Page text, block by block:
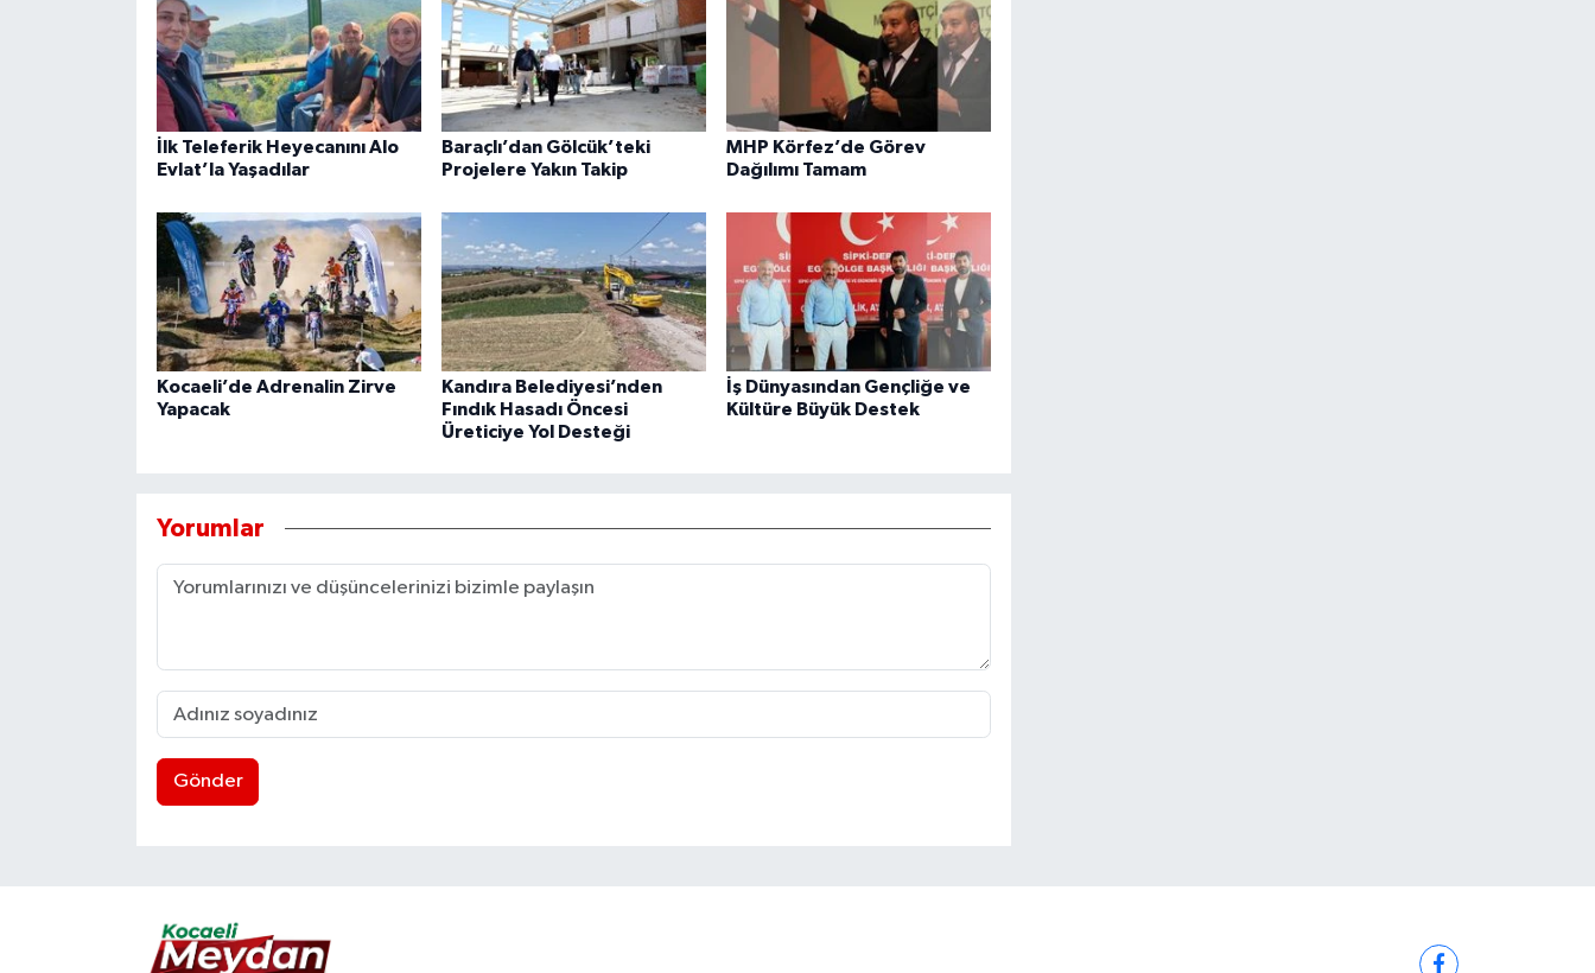
İlk Teleferik Heyecanını Alo
Evlat’la Yaşadılar
Baraçlı’dan Gölcük’teki
Projelere Yakın Takip
MHP Körfez’de Görev
Dağılımı Tamam
Kocaeli’de Adrenalin Zirve
Yapacak
Kandıra Belediyesi’nden
Fındık Hasadı Öncesi
Üreticiye Yol Desteği
İş Dünyasından Gençliğe ve
Kültüre Büyük Destek
Yorumlar
Gönder